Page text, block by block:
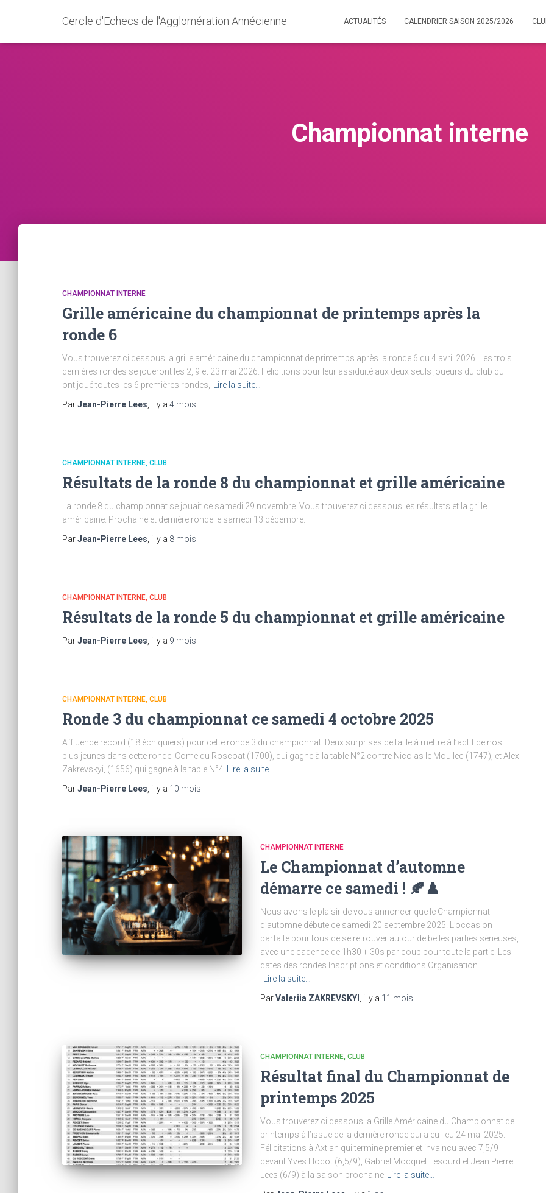
Cercle d'Echecs de l'Agglomération Annécienne ACTUALITÉS CALENDRIER SAISON 2025/2026
Championnat interne
CHAMPIONNAT INTERNE
Grille américaine du championnat de printemps après la
ronde 6
Vous trouverez ci dessous la grille américaine du championnat de printemps après la ronde 6 du 4 avril 2026. Les trois
dernières rondes se joueront les 2, 9 et 23 mai 2026. Félicitions pour leur assiduité aux deux seuls joueurs du club qui
ont joué toutes les 6 premières rondes,
Lire la suite…
ParJean-Pierre Lees , il y a 4 mois
CHAMPIONNAT INTERNE CLUB
Résultats de la ronde 8 du championnat et grille américaine
La ronde 8 du championnat se jouait ce samedi 29 novembre. Vous trouverez ci dessous les résultats et la grille
américaine. Prochaine et dernière ronde le samedi 13 décembre.
ParJean-Pierre Lees , il y a 8 mois
CHAMPIONNAT INTERNE CLUB
Résultats de la ronde 5 du championnat et grille américaine
ParJean-Pierre Lees , il y a 9 mois
CHAMPIONNAT INTERNE CLUB
Ronde 3 du championnat ce samedi 4 octobre 2025
Affluence record (18 échiquiers) pour cette ronde 3 du championnat. Deux surprises de taille à mettre à l’actif de nos
plus jeunes dans cette ronde: Come du Roscoat (1700), qui gagne à la table N°2 contre Nicolas le Moullec (1747), et Alex
Zakrevskyi, (1656) qui gagne à la table N°4
Lire la suite…
ParJean-Pierre Lees , il y a 10 mois
CHAMPIONNAT INTERNE
Le Championnat d’automne
démarre ce samedi ! 🍂♟️
Nous avons le plaisir de vous annoncer que le Championnat
d’automne débute ce samedi 20 septembre 2025. L’occasion
parfaite pour tous de se retrouver autour de belles parties sérieuses,
avec une cadence de 1h30 + 30s par coup pour toute la partie. Les
dates des rondes Inscriptions et conditions Organisation
Lire la suite…
ParValeriia ZAKREVSKYI , il y a 11 mois
CHAMPIONNAT INTERNE CLUB
Résultat final du Championnat de
printemps 2025
Vous trouverez ci dessous la Grille Américaine du Championnat de
printemps à l’issue de la dernière ronde qui a eu lieu 24 mai 2025.
Félicitations à Axtlan qui termine premier et invaincu avec 7,5/9
devant Yves Hodot (6,5/9), Gabriel Mocquet Lesourd et Jean Pierre
Lees (6/9) à la saison prochaine
Lire la suite…